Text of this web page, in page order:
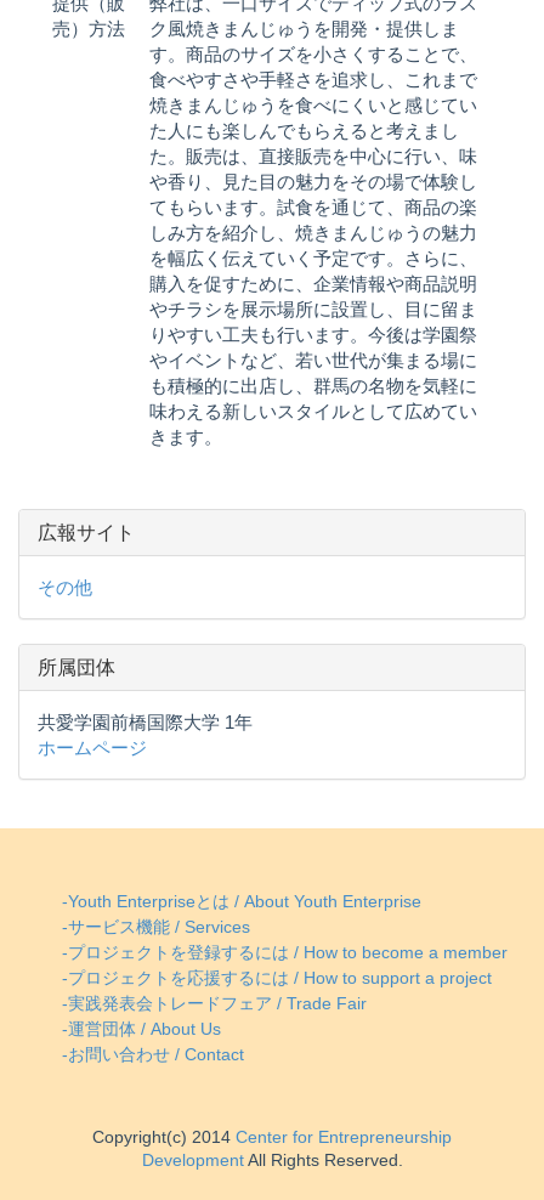
売）方法
ク風焼きまんじゅうを開発・提供しま
す。商品のサイズを小さくすることで、
食べやすさや手軽さを追求し、これまで
焼きまんじゅうを食べにくいと感じてい
た人にも楽しんでもらえると考えまし
た。販売は、直接販売を中心に行い、味
や香り、見た目の魅力をその場で体験し
てもらいます。試食を通じて、商品の楽
しみ方を紹介し、焼きまんじゅうの魅力
を幅広く伝えていく予定です。さらに、
購入を促すために、企業情報や商品説明
やチラシを展示場所に設置し、目に留ま
りやすい工夫も行います。今後は学園祭
やイベントなど、若い世代が集まる場に
も積極的に出店し、群馬の名物を気軽に
味わえる新しいスタイルとして広めてい
きます。
広報サイト
その他
所属団体
共愛学園前橋国際大学 1年
ホームページ
-Youth Enterpriseとは / About Youth Enterprise
-サービス機能 / Services
-プロジェクトを登録するには / How to become a member
-プロジェクトを応援するには / How to support a project
-実践発表会トレードフェア / Trade Fair
-運営団体 / About Us
-お問い合わせ / Contact
Copyright(c) 2014 Center for Entrepreneurship
DevelopmentAll Rights Reserved.